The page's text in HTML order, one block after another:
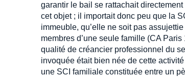
garantir le bail se rattachait
cet objet ; il importait donc peu que la
immeuble, qu’elle ne soit pas
membres d’une seule famille (CA
qualité de créancier professionnel du
invoquée était bien née de cette
une SCI familiale constituée entre un